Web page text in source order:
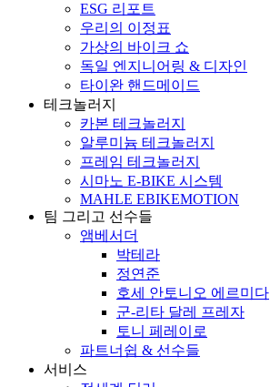
ESG 리포트
우리의 이정표
가상의 바이크 쇼
독일 엔지니어링 & 디자인
타이완 핸드메이드
테크놀러지
카본 테크놀러지
알루미늄 테크놀러지
프레임 테크놀러지
시마노 E-BIKE 시스템
MAHLE EBIKEMOTION
팀 그리고 선수들
앰베서더
박테라
정연준
호세 안토니오 에르미다
군-리타 달레 프레자
토니 페레이로
파트너쉽 & 선수들
서비스